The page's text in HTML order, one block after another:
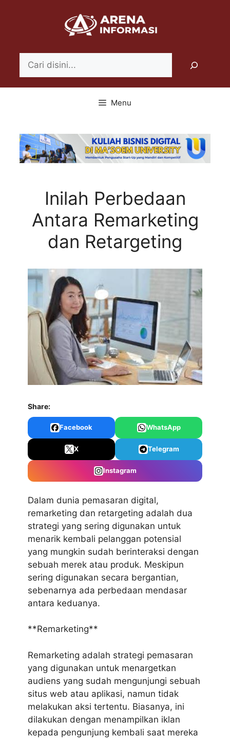
Menu
Inilah Perbedaan
Antara Remarketing
dan Retargeting
Share:
Facebook WhatsApp
X Telegram
Instagram
Dalam dunia pemasaran digital,
remarketing dan retargeting adalah dua
strategi yang sering digunakan untuk
menarik kembali pelanggan potensial
yang mungkin sudah berinteraksi dengan
sebuah merek atau produk. Meskipun
sering digunakan secara bergantian,
sebenarnya ada perbedaan mendasar
antara keduanya.
**Remarketing**
Remarketing adalah strategi pemasaran
yang digunakan untuk menargetkan
audiens yang sudah mengunjungi sebuah
situs web atau aplikasi, namun tidak
melakukan aksi tertentu. Biasanya, ini
dilakukan dengan menampilkan iklan
kepada pengunjung kembali saat mereka